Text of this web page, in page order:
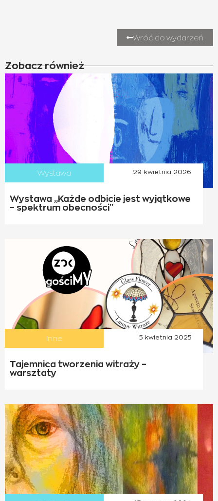
Wróć do wydarzeń
Zobacz również
Wystawa 29 kwietnia 2026
Wystawa „Każde odbicie jest wyjątkowe
– spektrum obecności”
Inne 5 kwietnia 2025
Tajemnica tworzenia witraży –
warsztaty